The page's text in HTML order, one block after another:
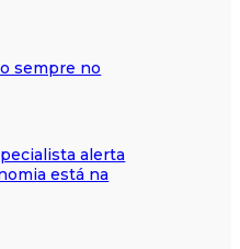
sempre no
alerta
está na